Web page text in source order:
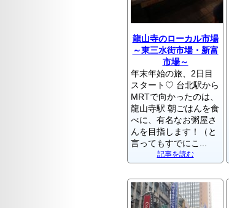
龍山寺のローカル市場
～東三水街市場・新富
市場～
年末年始の旅、2日目
スタート♡ 台北駅から
MRTで向かったのは、
龍山寺駅 朝ごはんを食
べに、有名なお粥屋さ
んを目指します！（と
言ってもすでにこ...
記事を読む